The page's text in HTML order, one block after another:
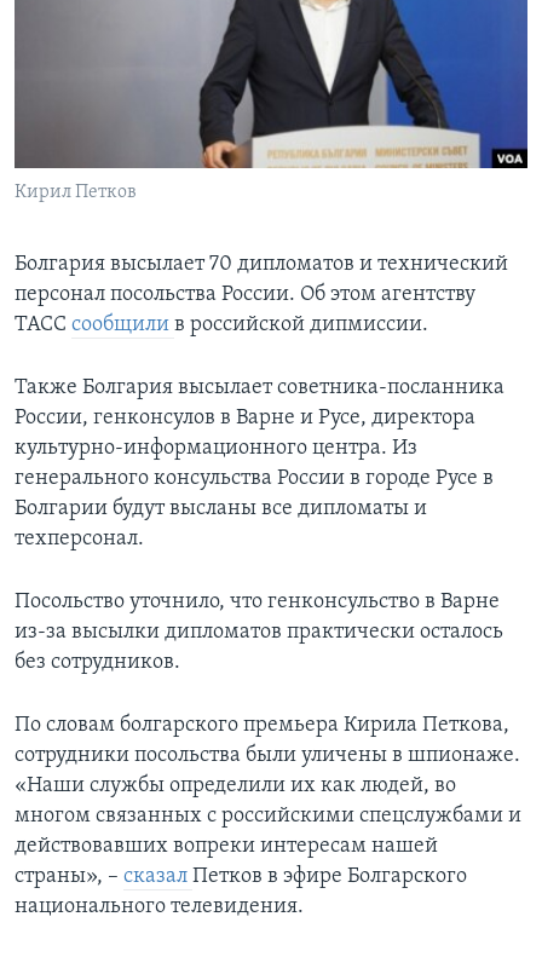
Кирил Петков
Болгария высылает 70 дипломатов и технический
персонал посольства России. Об этом агентству
ТАСС сообщили в российской дипмиссии.
Также Болгария высылает советника-посланника
России, генконсулов в Варне и Русе, директора
культурно-информационного центра. Из
генерального консульства России в городе Русе в
Болгарии будут высланы все дипломаты и
техперсонал.
Посольство уточнило, что генконсульство в Варне
из-за высылки дипломатов практически осталось
без сотрудников.
По словам болгарского премьера Кирила Петкова,
сотрудники посольства были уличены в шпионаже.
«Наши службы определили их как людей, во
многом связанных с российскими спецслужбами и
действовавших вопреки интересам нашей
страны», – сказал Петков в эфире Болгарского
национального телевидения.